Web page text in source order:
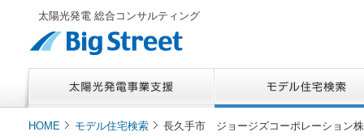
太陽光発電 総合コンサルティング
HOME モデル住宅検索 長久手市 ジョージズコーポレーション